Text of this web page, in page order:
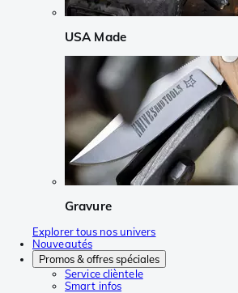
USA Made
Gravure
Explorer tous nos univers
Nouveautés
Promos & offres spéciales
Service clièntele
Smart infos